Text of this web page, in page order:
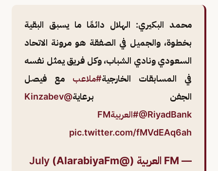
محمد البكيري: الهلال دائمًا ما يسبق البقية
بخطوة، والجميل في الصفقة هو مرونة الاتحاد
السعودي ونادي الشباب، وكل فريق يمثل نفسه
في المسابقات الخارجية#ملاعب مع فيصل
الجفن برعاية@Kinzabev
@RiyadBank#العربيةFM
pic.twitter.com/fMVdEAq6ah
— FM العربية (@AlarabiyaFm)
July